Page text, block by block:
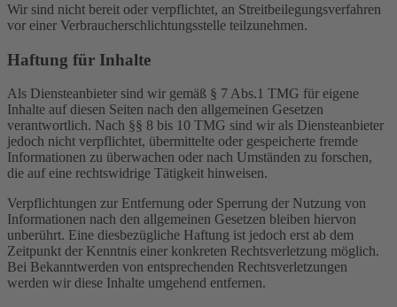
Wir sind nicht bereit oder verpflichtet, an Streitbeilegungsverfahren
vor einer Verbraucherschlichtungsstelle teilzunehmen.
Haftung für Inhalte
Als Diensteanbieter sind wir gemäß § 7 Abs.1 TMG für eigene
Inhalte auf diesen Seiten nach den allgemeinen Gesetzen
verantwortlich. Nach §§ 8 bis 10 TMG sind wir als Diensteanbieter
jedoch nicht verpflichtet, übermittelte oder gespeicherte fremde
Informationen zu überwachen oder nach Umständen zu forschen,
die auf eine rechtswidrige Tätigkeit hinweisen.
Verpflichtungen zur Entfernung oder Sperrung der Nutzung von
Informationen nach den allgemeinen Gesetzen bleiben hiervon
unberührt. Eine diesbezügliche Haftung ist jedoch erst ab dem
Zeitpunkt der Kenntnis einer konkreten Rechtsverletzung möglich.
Bei Bekanntwerden von entsprechenden Rechtsverletzungen
werden wir diese Inhalte umgehend entfernen.